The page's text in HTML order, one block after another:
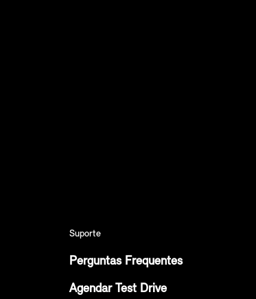
Suporte
Perguntas Frequentes
Agendar Test Drive